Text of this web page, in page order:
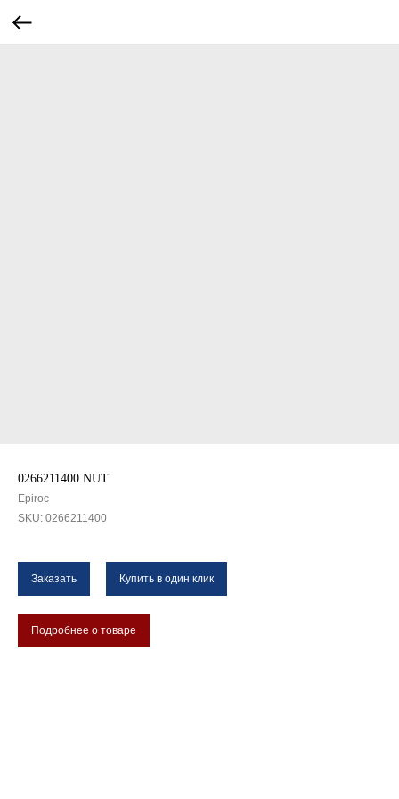
0266211400 NUT
Epiroc
SKU: 0266211400
Заказать Купить в один клик
Подробнее о товаре